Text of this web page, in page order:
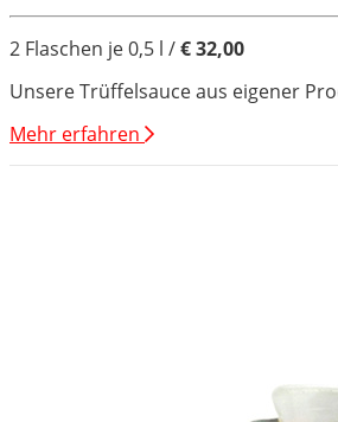
2 Flaschen je 0,5 l /€ 32,00
Unsere Trüffelsauce aus eigener
Mehr erfahren